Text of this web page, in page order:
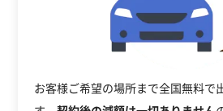
お客様ご希望の場所まで全国無料で